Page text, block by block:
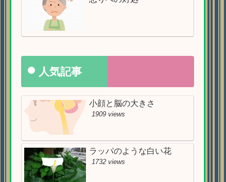
人気記事
小顔と脳の大きさ
1909 views
ラッパのような白い花
1732 views